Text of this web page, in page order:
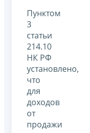
Пунктом
3
статьи
214.10
НК РФ
установлено,
что
для
доходов
от
продажи